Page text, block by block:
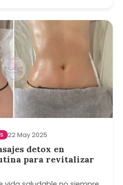
22 May 2025
detox en
para revitalizar